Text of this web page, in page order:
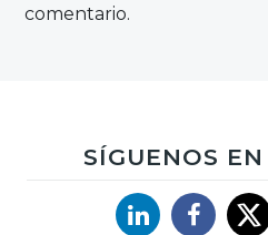
comentario.
SÍGUENOS
LinkedinFacebook
X